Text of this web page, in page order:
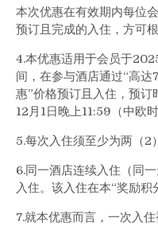
本次优惠在有效期内每位
预订且完成的入住，方可
4.本优惠适用于会员于
间，在参与酒店通过“高
惠”价格预订且入住，预
12月1日晚上11:59（中欧时
5.每次入住须至少为两（2
6.同一酒店连续入住（同
入住。该入住在本“奖励积
7.就本优惠而言，一次入